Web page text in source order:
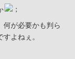
何が必要かも判ら
よねぇ。